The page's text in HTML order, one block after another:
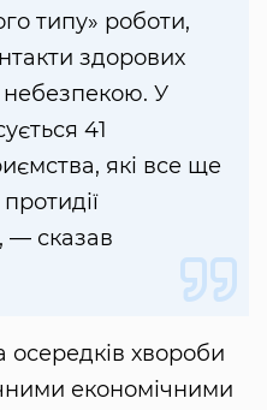
типу» роботи,
здорових
У
41
які все ще
— сказав
хвороби
економічними